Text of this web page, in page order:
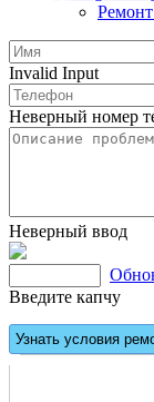
Ремонт
Invalid Input
Неверный номер
Неверный ввод
Введите капчу